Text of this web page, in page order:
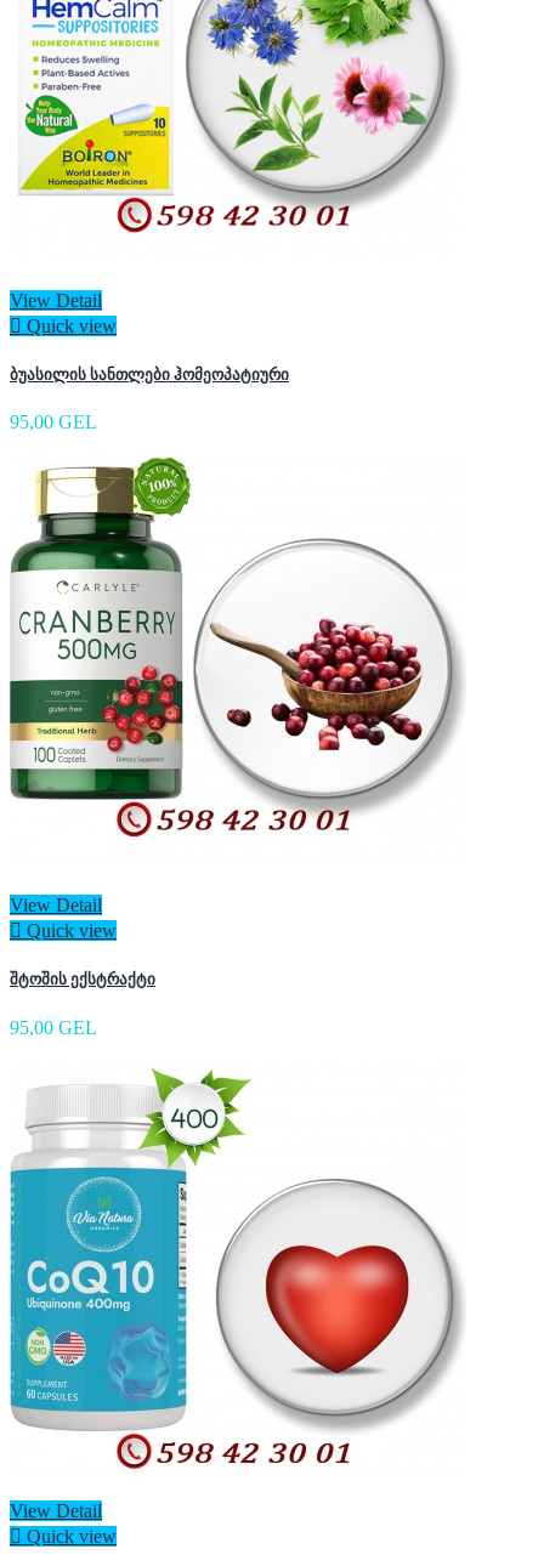
View Detail
 Quick view
ბუასილის სანთლები ჰომეოპატიური
95,00 GEL
View Detail
 Quick view
შტოშის ექსტრაქტი
95,00 GEL
View Detail
 Quick view